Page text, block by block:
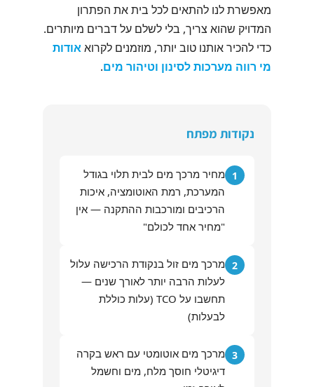
מאפשרת לנו להתאים לכל בית את הפתרון
המדויק שהוא צריך, בלי לשלם על דברים מיותרים.
כדי להכיר אותנו טוב יותר, מוזמנים לקרואאודות
מי רווה מערכות לסינון וטיהור מים.
נקודות מפתח
1 מחיר מרכך מים לבית תלוי בגודל
המערכת, רמת האוטומציה, איכות
הרכיבים ומורכבות ההתקנה — אין
"מחיר אחד לכולם"
2 מרכך מים זול בנקודת הרכישה עלול
לעלות הרבה יותר לאורך שנים —
תחשבו על TCO (עלות כוללת
לבעלות)
3 מרכך מים אוטומטי עם ראש בקרה
דיגיטלי חוסך מלח, מים וחשמל